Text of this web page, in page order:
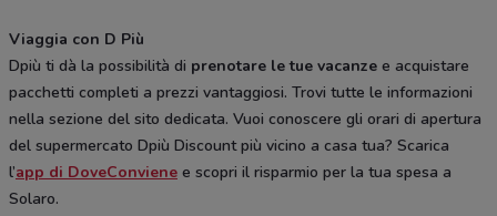
Viaggia con D Più
Dpiù ti dà la possibilità di prenotare le tue vacanze e acquistare
pacchetti completi a prezzi vantaggiosi. Trovi tutte le informazioni
nella sezione del sito dedicata. Vuoi conoscere gli orari di apertura
del supermercato Dpiù Discount più vicino a casa tua? Scarica
l’app di DoveConviene e scopri il risparmio per la tua spesa a
Solaro.